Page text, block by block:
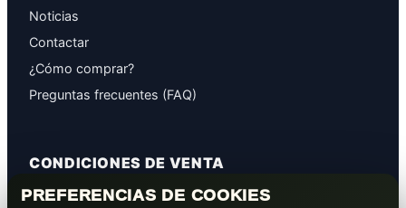
PREFERENCIAS DE COOKIES
Noticias
Contactar
¿Cómo comprar?
Preguntas frecuentes (FAQ)
CONDICIONES DE VENTA
GARANTÍAS